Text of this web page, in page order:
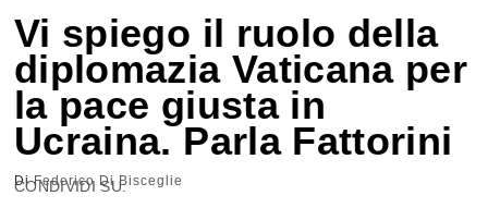
Vi spiego il ruolo della
diplomazia Vaticana per
la pace giusta in
Ucraina. Parla Fattorini
DiFederico Di Bisceglie
CONDIVIDI SU: